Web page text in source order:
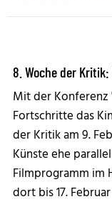
8. Woche der
Mit der
Fortschritte das
der Kritik am 9.
Künste ehe
Filmprogramm im
dort bis 17.